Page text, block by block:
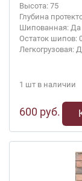
Высота: 75
Глубина
Шипованная: Да
Остаток шипов:
Легкогрузовая:
1 шт в наличии
600 руб.